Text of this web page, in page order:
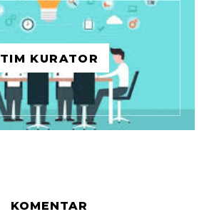
TIM KURATOR
KOMENTAR